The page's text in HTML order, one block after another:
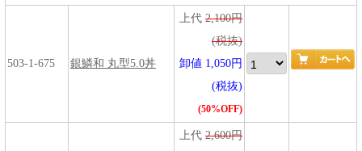
503-1-675 銀鱗和 丸型5.0丼
上代 2,100円
(税抜)
卸値 1,050円
(税抜)
(50%OFF)
上代 2,600円